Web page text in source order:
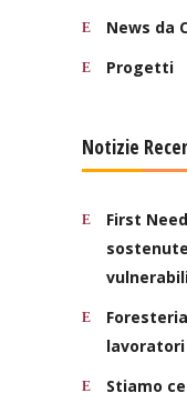
News da
Progetti
Notizie
First
lavoratori
Stiamo